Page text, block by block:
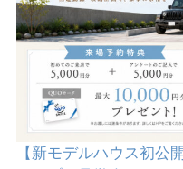
【新モデルハウス初公